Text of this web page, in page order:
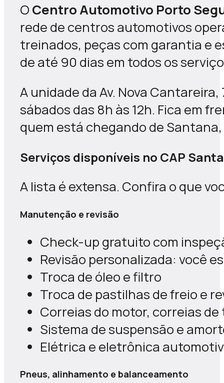
O Centro Automotivo Porto
rede de centros automotivos
treinados, peças com garantia e
de até 90 dias em todos os
A unidade da Av. Nova
sábados das 8h às 12h. Fica em
quem está chegando de
Serviços disponíveis no CAP
A lista é extensa. Confira o que
Manutenção e revisão
Check-up gratuito com
Revisão personalizada: você
Troca de óleo e filtro
Troca de pastilhas de freio e
Correias do motor, correias
Sistema de suspensão e
Elétrica e eletrônica
Pneus, alinhamento e balanceamento